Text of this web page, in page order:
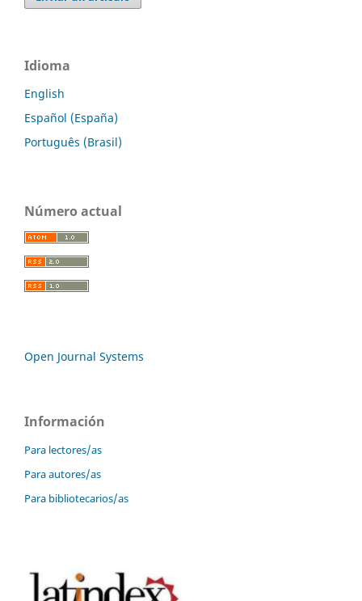
Idioma
English
Español (España)
Português (Brasil)
Número actual
Open Journal Systems
Información
Para lectores/as
Para autores/as
Para bibliotecarios/as